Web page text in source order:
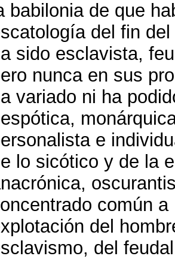
babilonia de que
del fin
sido esclavista,
nunca en sus
variado ni ha
e
lo sicótico y de la
común
del
del